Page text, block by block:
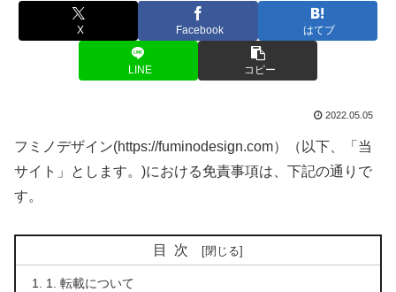
X Facebook はてブ
LINE コピー
2022.05.05
フミノデザイン(https://fuminodesign.com）（以下、「当
サイト」とします。)における免責事項は、下記の通りで
す。
目次
1. 転載について